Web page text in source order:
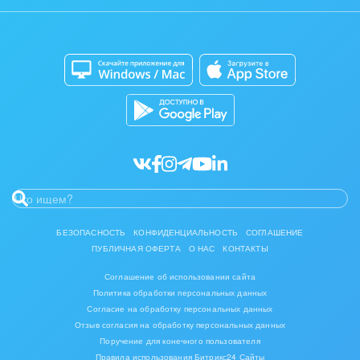
Кибербезопасность
Битрикс24 для Энтерпрайз
Битрикс24 Маркет
Разработчикам приложений
БЕЗОПАСНОСТЬ КОНФИДЕНЦИАЛЬНОСТЬ
СОГЛАШЕНИЕ
ПУБЛИЧНАЯ ОФЕРТА
О НАС КОНТАКТЫ
Соглашение об использовании сайта
Политика обработки персональных данных
Согласие на обработку персональных данных
Отзыв согласия на обработку персональных данных
Поручение для конечного пользователя
Правила использования Битрикс24 Сайты